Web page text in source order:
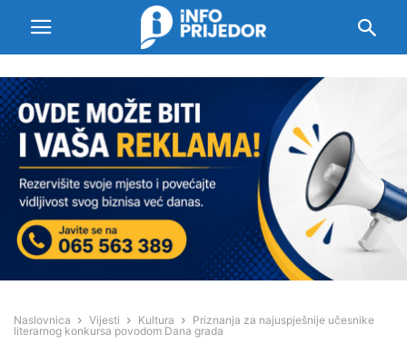
Naslovnica Vijesti Kultura
Priznanja za najuspješnije učesnike
literarnog konkursa povodom Dana grada